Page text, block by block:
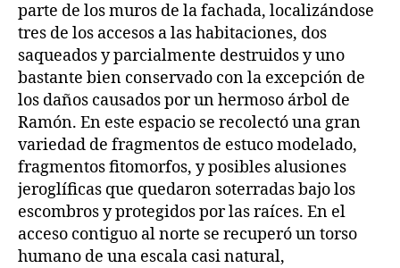
parte de los muros de la fachada, localizándose
tres de los accesos a las habitaciones, dos
saqueados y parcialmente destruidos y uno
bastante bien conservado con la excepción de
los daños causados por un hermoso árbol de
Ramón. En este espacio se recolectó una gran
variedad de fragmentos de estuco modelado,
fragmentos fitomorfos, y posibles alusiones
jeroglíficas que quedaron soterradas bajo los
escombros y protegidos por las raíces. En el
acceso contiguo al norte se recuperó un torso
humano de una escala casi natural,